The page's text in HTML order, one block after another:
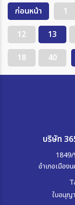
ก่อนหน้า 1
12
13
18
40
บริษัท
1849/
อำเภอเมือง
ใบอนุญ